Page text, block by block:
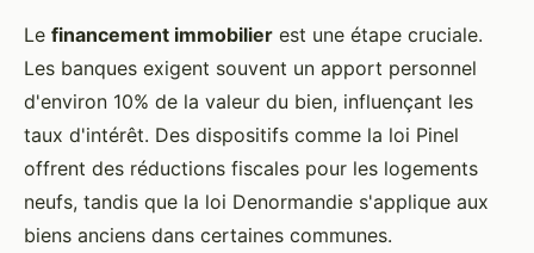
Le financement immobilier est une étape cruciale.
Les banques exigent souvent un apport personnel
d'environ 10% de la valeur du bien, influençant les
taux d'intérêt. Des dispositifs comme la loi Pinel
offrent des réductions fiscales pour les logements
neufs, tandis que la loi Denormandie s'applique aux
biens anciens dans certaines communes.